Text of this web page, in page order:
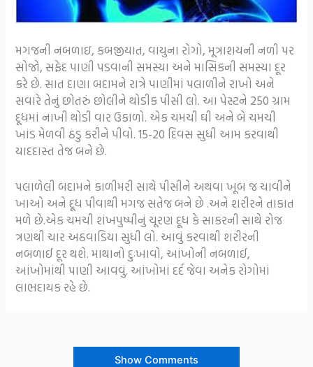
મગજની નબળાઇ, કબજીયાત, વાયુના રોગો, મૂત્રાશયની નળી પર
સોજો, સફેદ પાણી પડવાની સમસ્યા અને માસિકની સમસ્યા દૂર
કરે છે. સાત દાણા બદામને રાત્રે પાણીમાં પલાળીને રાખો અને
સવારે તેનું છોતરું છોલીને થોડીક પીસી લો. આ પેસ્ટને 250 ગ્રામ
દૂધમાં નાખી થોડી વાર ઉકાળો. એક ચમચી ઘી અને બે ચમચી
ખાંડ મેળવી ઠંડુ કરીને પીવો. 15-20 દિવસ સુધી આમ કરવાથી
યાદદાસ્ત તેજ બને છે.
પલાળેલી બદામને કાળીમરી સાથે પીસીને અથવા ખૂબ જ ચાવીને
ખાઓ અને દૂધ પીવાથી મગજ સતેજ બને છે .અને શરીરને તાકાત
મળે છે.એક ચમચી શંખપુષ્પીનું ચૂરણ દૂધ કે સાકરની સાથે રોજ
ત્રણથી ચાર અઠવાડિયા સુધી લો. આવું કરવાથી શરીરની
નબળાઈ દૂર થશે. માથાનો દુઃખાવો, આંખોની નબળાઈ,
આંખોમાંથી પાણી આવવું. આંખોમાં દર્દ જેવા અનેક રોગોમાં
લાભદાયક રહે છે.
Show Comments